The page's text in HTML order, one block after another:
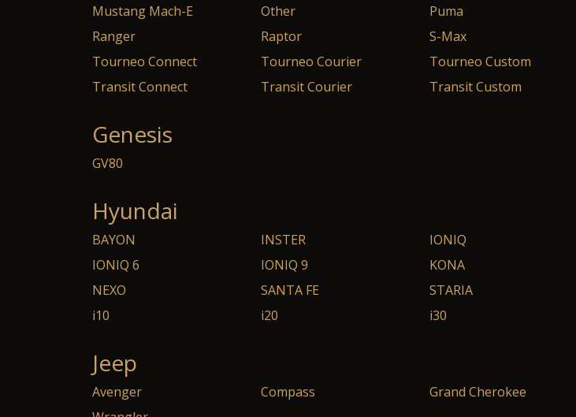
Mustang Mach-E
Other Puma
Ranger
Raptor S-Max
Tourneo Connect
Tourneo Courier Tourneo Custom
Transit Connect
Transit Courier Transit Custom
Genesis
GV80
Hyundai
BAYON INSTER IONIQ
IONIQ 6
IONIQ 9 KONA
NEXO
SANTA FE STARIA
i10
i20 i30
Jeep
Avenger Compass Grand Cherokee